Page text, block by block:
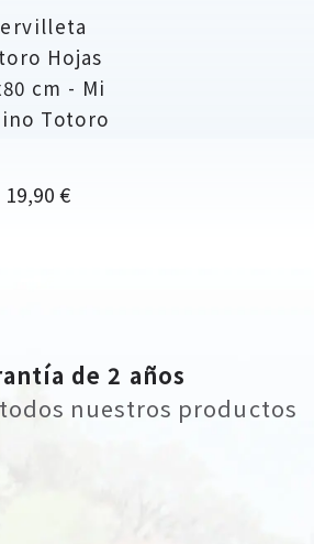
Hojas
cm - Mi
Totoro
Precio
19,90 €
de 2 años
nuestros productos